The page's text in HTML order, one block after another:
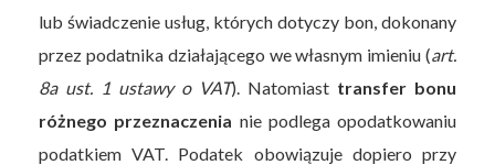
lub świadczenie usług, których dotyczy bon, dokonany
przez podatnika działającego we własnym imieniu (art.
8a ust. 1 ustawy o VAT). Natomiast transfer bonu
różnego przeznaczenia nie podlega opodatkowaniu
podatkiem VAT. Podatek obowiązuje dopiero przy